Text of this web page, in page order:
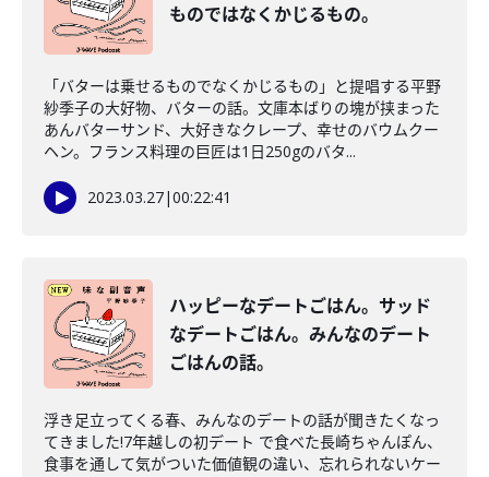
ものではなくかじるもの。
「バターは乗せるものでなくかじるもの」と提唱する平野
紗季子の大好物、バターの話。文庫本ばりの塊が挟まった
あんバターサンド、大好きなクレープ、幸せのバウムクー
ヘン。フランス料理の巨匠は1日250gのバタ...
2023.03.27|00:22:41
ハッピーなデートごはん。サッド
なデートごはん。みんなのデート
ごはんの話。
浮き足立ってくる春、みんなのデートの話が聞きたくなっ
てきました!7年越しの初デート で食べた長崎ちゃんぽん、
食事を通して気がついた価値観の違い、忘れられないケー